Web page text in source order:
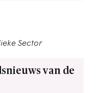
Sector
van de